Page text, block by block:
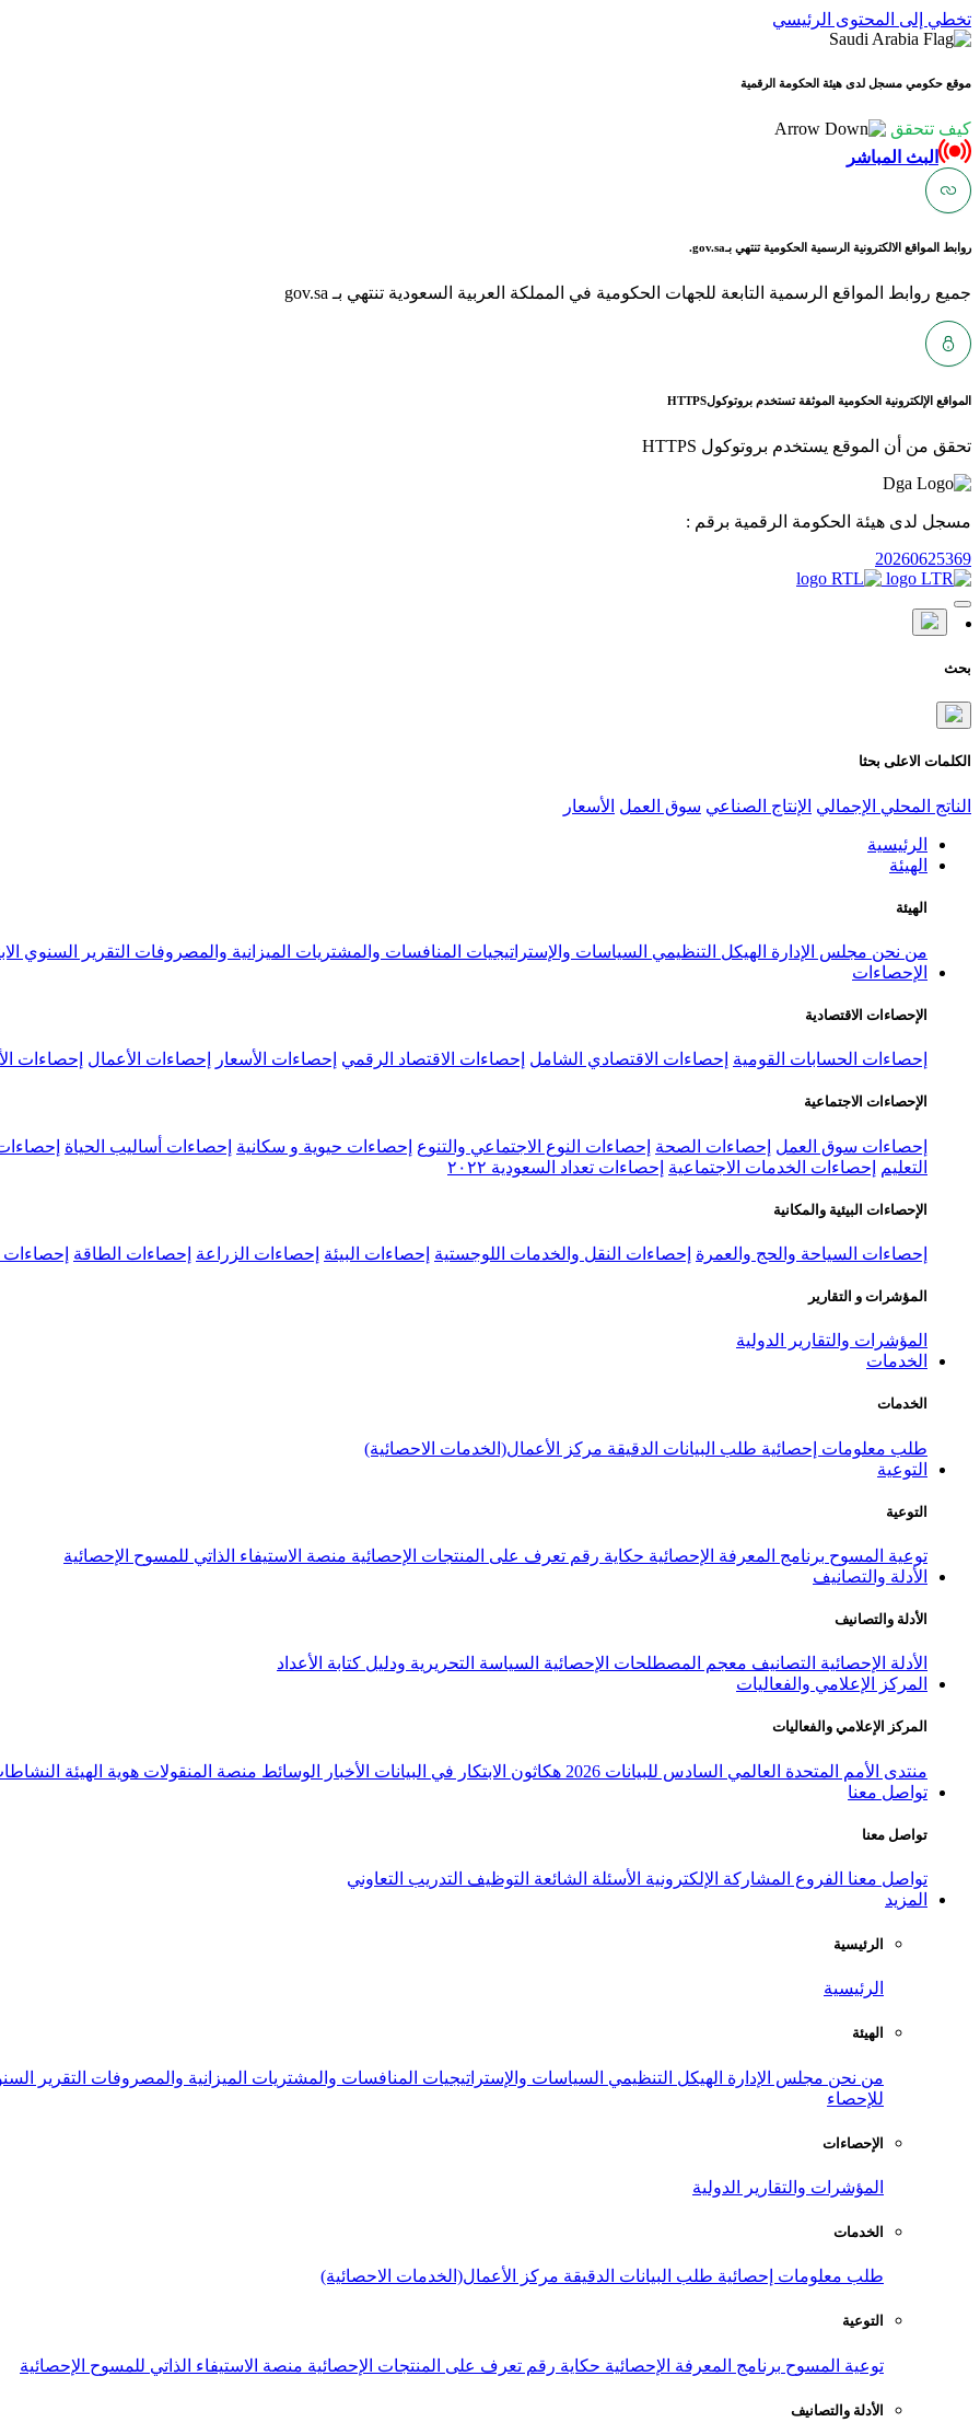
تخطي إلى المحتوى الرئيسي
موقع حكومي مسجل لدى هيئة الحكومة الرقمية
كيف تتحقق
البث المباشر
روابط المواقع الالكترونية الرسمية الحكومية تنتهي بـgov.sa.
جميع روابط المواقع الرسمية التابعة للجهات الحكومية في المملكة العربية السعودية تنتهي بـ gov.sa
المواقع الإلكترونية الحكومية الموثقة تستخدم بروتوكولHTTPS
تحقق من أن الموقع يستخدم بروتوكول HTTPS
مسجل لدى هيئة الحكومة الرقمية برقم :
20260625369
بحث
الكلمات الاعلى بحثا
الناتج المحلي الإجمالي الإنتاج الصناعي سوق العمل الأسعار
الرئيسية
الهيئة
الهيئة
من نحن مجلس الإدارة الهيكل التنظيمي السياسات والإستراتيجيات المنافسات والمشتريات الميزانية والمصروفات التقرير السنوي
الإحصاءات
الإحصاءات الاقتصادية
إحصاءات الحسابات القومية إحصاءات الاقتصادي الشامل إحصاءات الاقتصاد الرقمي إحصاءات الأسعار إحصاءات الأعمال إحصاءات
الإحصاءات الاجتماعية
إحصاءات سوق العمل إحصاءات الصحة إحصاءات النوع الاجتماعي والتنوع إحصاءات حيوية و سكانية إحصاءات أساليب الحياة
التعليم
إحصاءات الخدمات الاجتماعية إحصاءات تعداد السعودية ٢٠٢٢
الإحصاءات البيئية والمكانية
إحصاءات السياحة والحج والعمرة إحصاءات النقل والخدمات اللوجستية إحصاءات البيئة إحصاءات الزراعة إحصاءات الطاقة إحصاءات
المؤشرات و التقارير
المؤشرات والتقارير الدولية
الخدمات
الخدمات
طلب معلومات إحصائية طلب البيانات الدقيقة مركز الأعمال(الخدمات الاحصائية)
التوعية
التوعية
توعية المسوح برنامج المعرفة الإحصائية حكاية رقم تعرف على المنتجات الإحصائية منصة الاستيفاء الذاتي للمسوح الإحصائية
الأدلة والتصانيف
الأدلة والتصانيف
الأدلة الإحصائية التصانيف معجم المصطلحات الإحصائية السياسة التحريرية ودليل كتابة الأعداد
المركز الإعلامي والفعاليات
المركز الإعلامي والفعاليات
منتدى الأمم المتحدة العالمي السادس للبيانات 2026 هكاثون الابتكار في البيانات الأخبار الوسائط منصة المنقولات هوية الهيئة
تواصل معنا
تواصل معنا
تواصل معنا الفروع المشاركة الإلكترونية الأسئلة الشائعة التوظيف التدريب التعاوني
المزيد
الرئيسية
الرئيسية
الهيئة
من نحن مجلس الإدارة الهيكل التنظيمي السياسات والإستراتيجيات المنافسات والمشتريات الميزانية والمصروفات التقرير
للإحصاء
الإحصاءات
المؤشرات والتقارير الدولية
الخدمات
طلب معلومات إحصائية طلب البيانات الدقيقة مركز الأعمال(الخدمات الاحصائية)
التوعية
توعية المسوح برنامج المعرفة الإحصائية حكاية رقم تعرف على المنتجات الإحصائية منصة الاستيفاء الذاتي للمسوح الإحصائية
الأدلة والتصانيف